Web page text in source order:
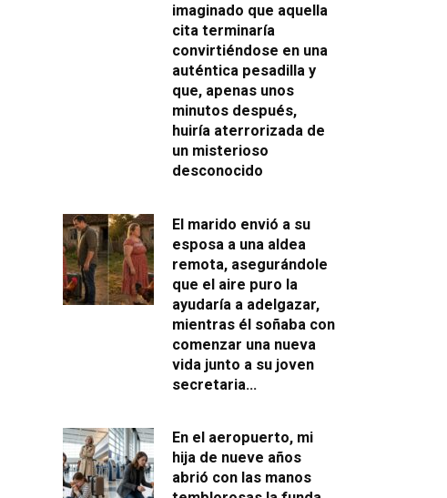
imaginado que aquella
cita terminaría
convirtiéndose en una
auténtica pesadilla y
que, apenas unos
minutos después,
huiría aterrorizada de
un misterioso
desconocido
El marido envió a su
esposa a una aldea
remota, asegurándole
que el aire puro la
ayudaría a adelgazar,
mientras él soñaba con
comenzar una nueva
vida junto a su joven
secretaria…
En el aeropuerto, mi
hija de nueve años
abrió con las manos